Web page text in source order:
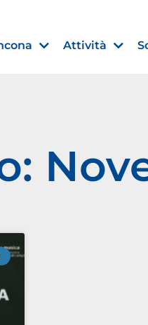
Attività